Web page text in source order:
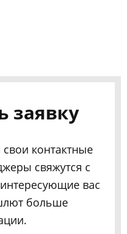
заявку
контактные
свяжутся с
вас
больше